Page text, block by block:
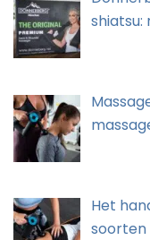
shiatsu:
Het
soorten